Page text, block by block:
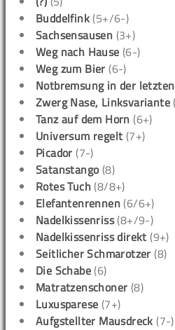
Buddelfink (5+/6-)
Sachsensausen (3+)
Weg nach Hause (6-)
Weg zum Bier (6-)
Notbremsung in der
Zwerg Nase, Linksvariante
Tanz auf dem Horn (6+)
Universum regelt (7+)
Picador (7-)
Satanstango(8)
Rotes Tuch (8/8+)
Elefantenrennen (6/6+)
Nadelkissenriss(8+/9-)
Nadelkissenriss direkt (9+)
Seitlicher Schmarotzer (8)
Die Schabe (6)
Matratzenschoner (8)
Luxusparese (7+)
Aufgstellter Mausdreck (7-)